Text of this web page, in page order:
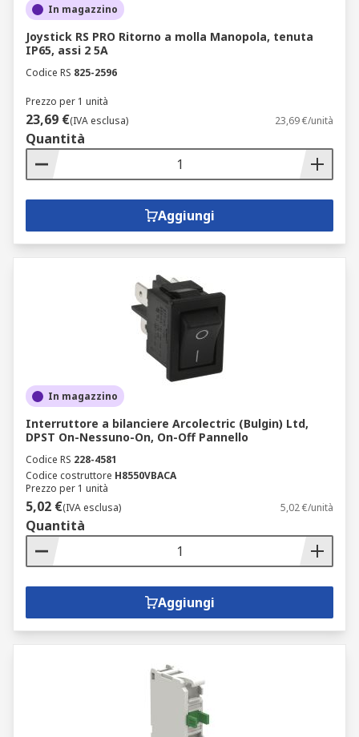
In magazzino
Joystick RS PRO Ritorno a molla Manopola, tenuta
IP65, assi 2 5A
Codice RS 825-2596
Prezzo per 1 unità
23,69 €(IVA esclusa) 23,69 €/unità
Quantità
Aggiungi
In magazzino
Interruttore a bilanciere Arcolectric (Bulgin) Ltd,
DPST On-Nessuno-On, On-Off Pannello
Codice RS 228-4581
Codice costruttore H8550VBACA
Prezzo per 1 unità
5,02 €(IVA esclusa) 5,02 €/unità
Quantità
Aggiungi